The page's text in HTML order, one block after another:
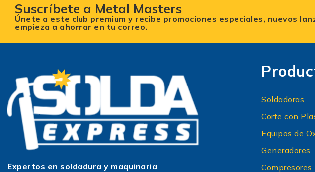
Suscríbete a Metal Masters
Únete a este club premium y recibe promociones especiales, nuevos
empieza a ahorrar en tu correo.
Expertos en soldadura y maquinaria
Soldadoras
Corte con
Equipos de
Generadores
Compresores